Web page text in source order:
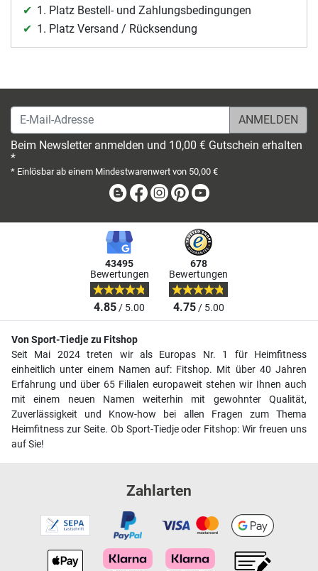
1. Platz Bestell- und Zahlungsbedingungen
1. Platz Versand / Rücksendung
E-Mail-Adresse
Beim Newsletter anmelden und 10,00 € Gutschein erhalten
*
* Einlösbar ab einem Mindestwarenwert von 50,00 €
BlogFacebook
Instagram
Pinterest
43495
Bewertungen
4.85/ 5.00
678
Bewertungen
4.75/ 5.00
Von Sport-Tiedje zu Fitshop
Seit Mai 2024 treten wir als Europas Nr. 1 für Heimfitness
einheitlich unter einem Namen auf: Fitshop. Mit über 40 Jahren
Erfahrung und über 65 Filialen europaweit stehen wir Ihnen auch
mit einem neuen Namen weiterhin mit gewohnter Qualität,
Zuverlässigkeit und Know-how bei allen Fragen zum Thema
Heimfitness zur Seite. Ob Sport-Tiedje oder Fitshop: Wir freuen uns
auf Sie!
Zahlarten